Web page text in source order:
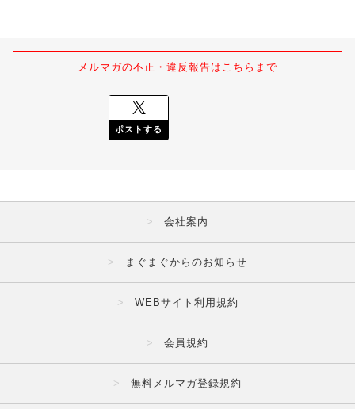
メルマガの不正・違反報告はこちらまで
ポストする
会社案内
まぐまぐからのお知らせ
WEBサイト利用規約
会員規約
無料メルマガ登録規約